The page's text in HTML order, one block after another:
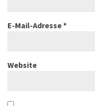
E-Mail-Adresse*
Website